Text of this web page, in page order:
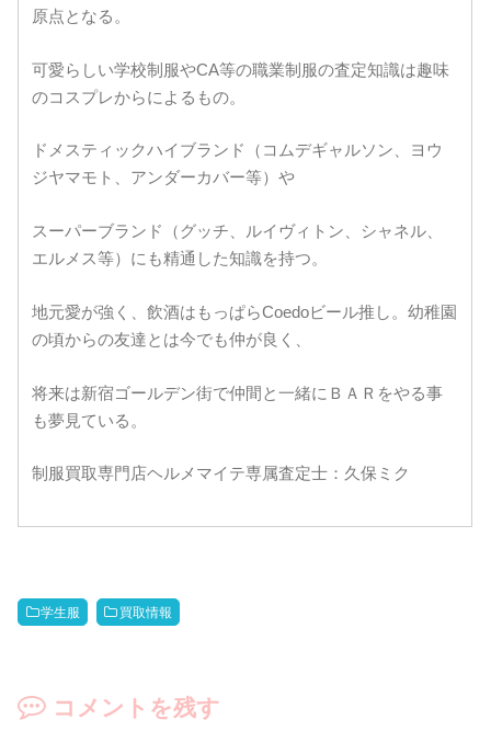
原点となる。
可愛らしい学校制服やCA等の職業制服の査定知識は趣味
のコスプレからによるもの。
ドメスティックハイブランド（コムデギャルソン、ヨウ
ジヤマモト、アンダーカバー等）や
スーパーブランド（グッチ、ルイヴィトン、シャネル、
エルメス等）にも精通した知識を持つ。
地元愛が強く、飲酒はもっぱらCoedoビール推し。幼稚園
の頃からの友達とは今でも仲が良く、
将来は新宿ゴールデン街で仲間と一緒にＢＡＲをやる事
も夢見ている。
制服買取専門店ヘルメマイテ専属査定士：久保ミク
学生服 買取情報
コメントを残す